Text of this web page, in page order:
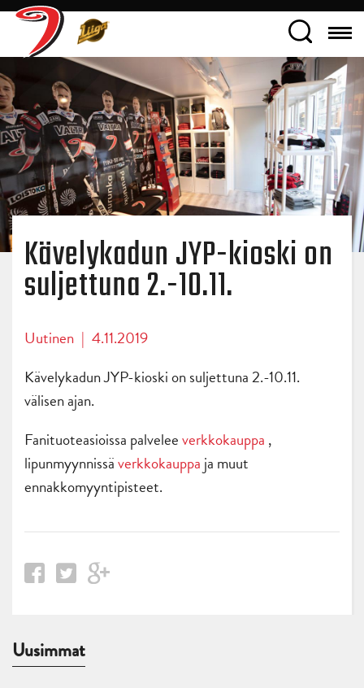
Kävelykadun JYP-kioski on
suljettuna 2.-10.11.
Uutinen | 4.11.2019
Kävelykadun JYP-kioski on suljettuna 2.-10.11.
välisen ajan.
Fanituoteasioissa palveleeverkkokauppa ,
lipunmyynnissäverkkokauppa ja muut
ennakkomyyntipisteet.
Uusimmat